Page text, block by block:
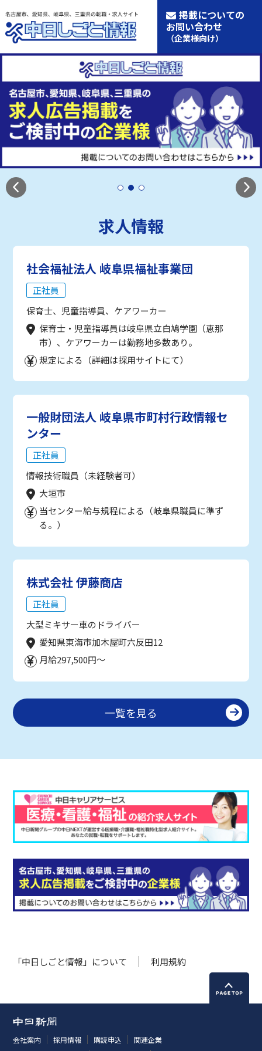
掲載についての
お問い合わせ
（企業様向け）
求人情報
社会福祉法人 岐阜県福祉事業団
正社員
保育士、児童指導員、ケアワーカー
保育士・児童指導員は岐阜県立白鳩学園（恵那
市）、ケアワーカーは勤務地多数あり。
規定による（詳細は採用サイトにて）
一般財団法人 岐阜県市町村行政情報セ
ンター
正社員
情報技術職員（未経験者可）
大垣市
当センター給与規程による（岐阜県職員に準ず
る。）
株式会社 伊藤商店
正社員
大型ミキサー車のドライバー
愛知県東海市加木屋町六反田12
月給297,500円～
一覧を見る
「中日しごと情報」について 利用規約
会社案内 採用情報 購読申込
関連企業